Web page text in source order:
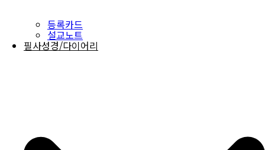
등록카드
설교노트
필사성경/다이어리